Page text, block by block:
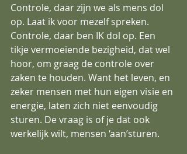
Controle, daar zijn we als mens dol
op. Laat ik voor mezelf spreken.
Controle, daar ben IK dol op. Een
tikje vermoeiende bezigheid, dat wel
hoor, om graag de controle over
zaken te houden. Want het leven, en
zeker mensen met hun eigen visie en
energie, laten zich niet eenvoudig
sturen. De vraag is of je dat ook
werkelijk wilt, mensen ‘aan’sturen.